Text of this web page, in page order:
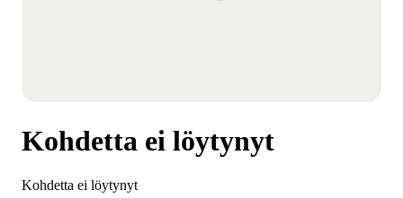
Kohdetta ei löytynyt
Kohdetta ei löytynyt